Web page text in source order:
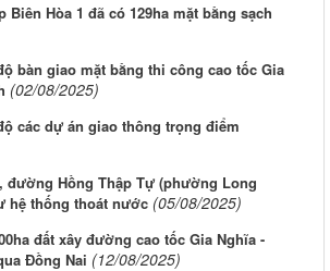
Biên Hòa 1 đã có 129ha mặt bằng sạch
bàn giao mặt bằng thi công cao tốc Gia
(02/08/2025)
các dự án giao thông trọng điểm
đường Hồng Thập Tự (phường Long
hệ thống thoát nước (05/08/2025)
đất xây đường cao tốc Gia Nghĩa -
Đồng Nai (12/08/2025)